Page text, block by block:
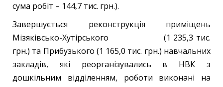
сума робіт – 144,7 тис. грн.).
Завершується реконструкція приміщень
Мізяківсько-Хутірського (1 235,3 тис.
грн.) та Прибузького (1 165,0 тис. грн.) навчальних
закладів, які реорганізувались в НВК з
дошкільним відділенням, роботи виконані на